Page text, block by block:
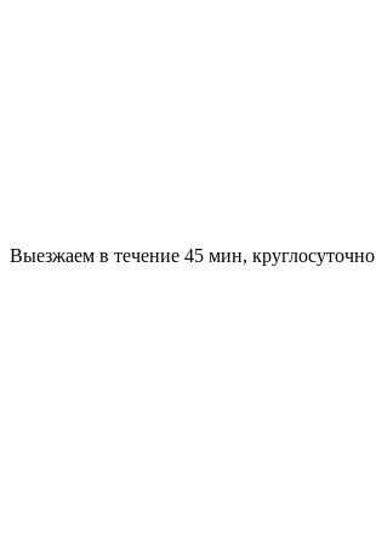
Выезжаем в течение 45 мин, круглосуточно